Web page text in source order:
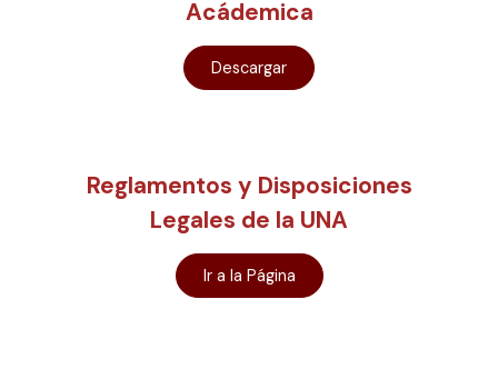
Acádemica
Descargar
Reglamentos y Disposiciones
Legales de la UNA
Ir a la Página